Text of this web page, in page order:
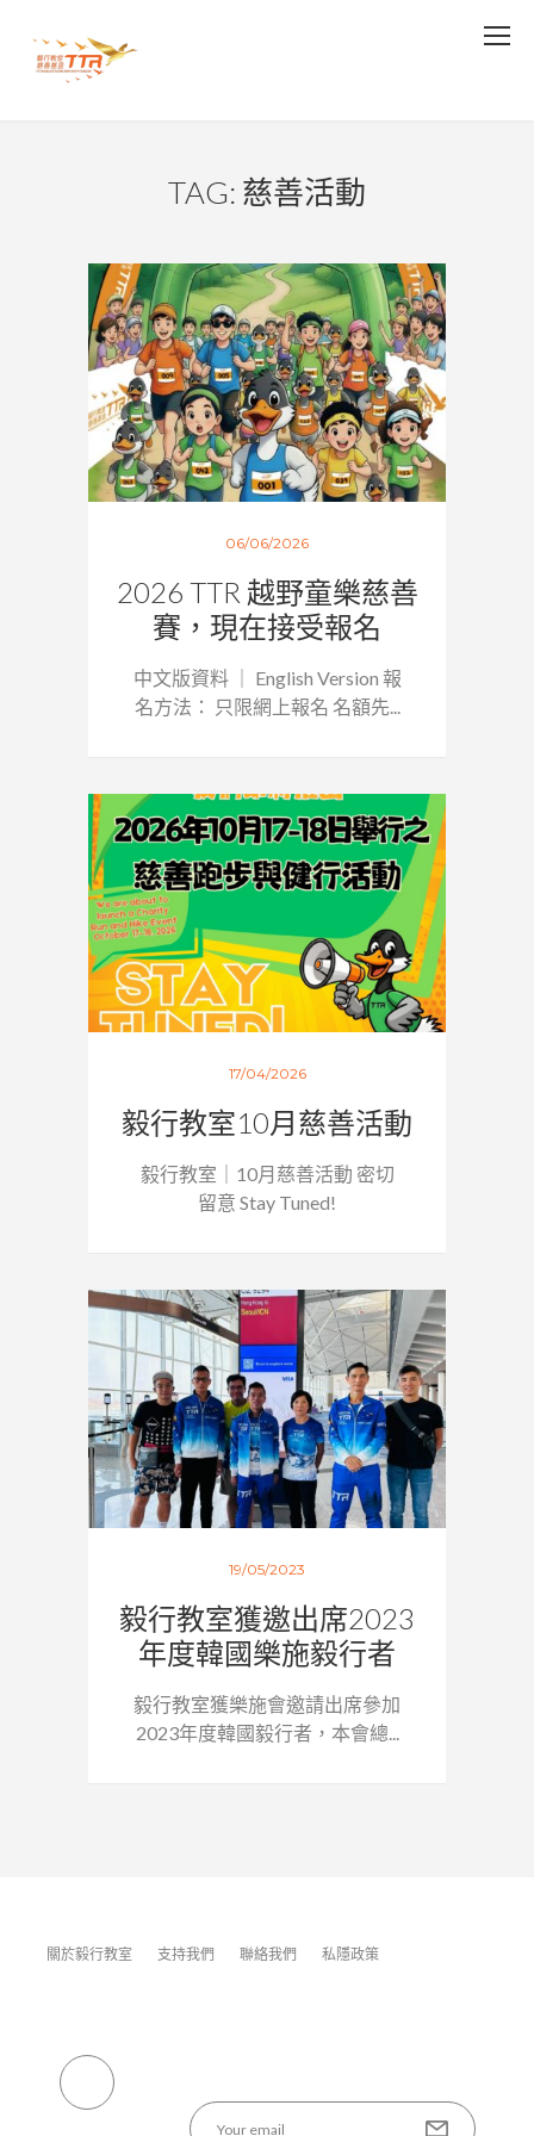
TAG: 慈善活動
06/06/2026
2026 TTR 越野童樂慈善
賽，現在接受報名
中文版資料 ｜ English Version 報
名方法： 只限網上報名 名額先...
17/04/2026
毅行教室10月慈善活動
毅行教室｜10月慈善活動 密切
留意 Stay Tuned!
19/05/2023
毅行教室獲邀出席2023
年度韓國樂施毅行者
毅行教室獲樂施會邀請出席參加
2023年度韓國毅行者，本會總...
關於毅行教室 支持我們 聯絡我們 私隱政策